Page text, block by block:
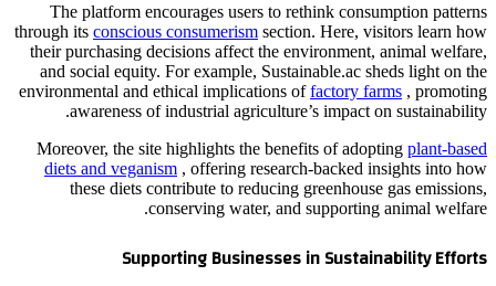
The platform encourages users to rethink consumption patterns
through its conscious consumerism section. Here, visitors learn how
their purchasing decisions affect the environment, animal welfare,
and social equity. For example, Sustainable.ac sheds light on the
environmental and ethical implications offactory farms , promoting
awareness of industrial agriculture’s impact on sustainability.
Moreover, the site highlights the benefits of adopting plant-based
diets and veganism , offering research-backed insights into how
these diets contribute to reducing greenhouse gas emissions,
conserving water, and supporting animal welfare.
Supporting Businesses in Sustainability Efforts